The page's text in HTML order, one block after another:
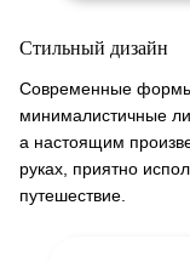
Стильный дизайн
Современные
минималистичные
а настоящим
руках, приятно
путешествие.